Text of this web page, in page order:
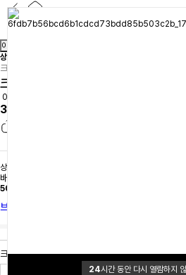
24시간 동안 다시 열람하지
크레모아 클립
이전
상품간략정보 및 구매기능
크레모아
크레모아 클립팬 - LG
0.0 (0개)
34,000원
상품 선택옵션 0 개, 추가옵션 0 개
배송
50,000원이상 무료배송
브랜드 홈
크레모아 클립팬 - LG